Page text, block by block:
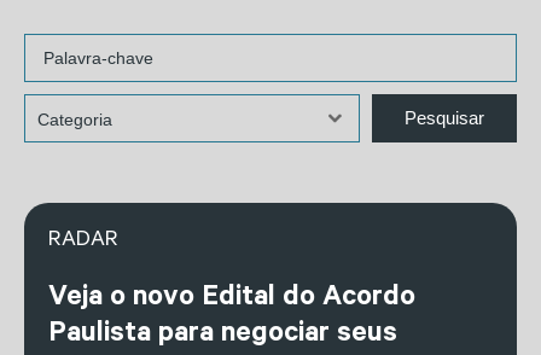
RADAR
Veja o novo Edital do Acordo
Paulista para negociar seus